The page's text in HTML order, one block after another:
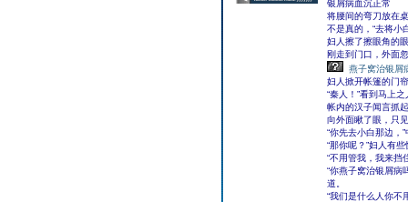
银屑病血沉正常
将腰间的弯刀放在
不是真的，“去将小
妇人擦了擦眼角的
刚走到门口，外面
燕子窝治银屑
妇人掀开帐篷的门
“秦人！”看到马上
帐内的汉子闻言抓
向外面瞅了眼，只
“你先去小白那边，
“那你呢？”妇人有
“不用管我，我来挡
“你燕子窝治银屑病
道。
“我们是什么人你不